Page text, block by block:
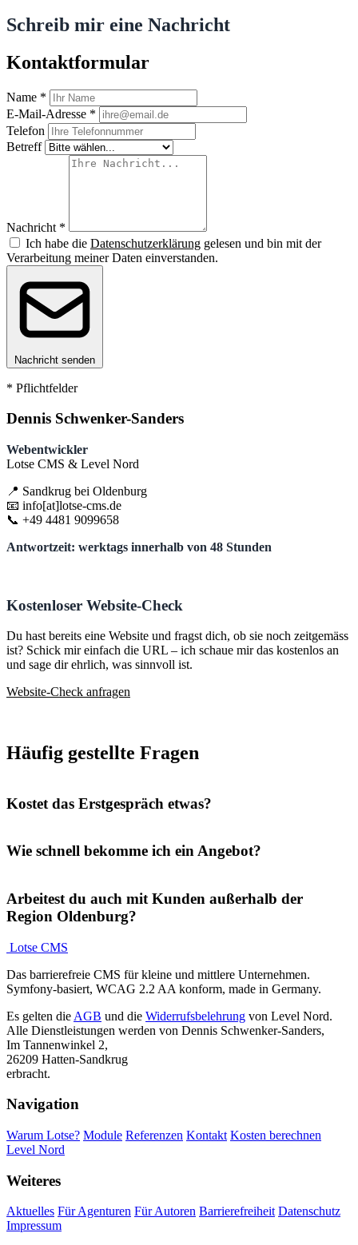
Schreib mir eine Nachricht
Kontaktformular
Name *
E-Mail-Adresse *
Telefon
Betreff
Nachricht *
Ich habe die Datenschutzerklärung gelesen und bin mit der
Verarbeitung meiner Daten einverstanden.
Nachricht senden
* Pflichtfelder
Dennis Schwenker-Sanders
Webentwickler
Lotse CMS & Level Nord
📍 Sandkrug bei Oldenburg
📧 info​[at]​lotse-cms.de
📞 +49 4481 9099658
Antwortzeit: werktags innerhalb von 48 Stunden
Kostenloser Website-Check
Du hast bereits eine Website und fragst dich, ob sie noch zeitgemäss
ist? Schick mir einfach die URL – ich schaue mir das kostenlos an
und sage dir ehrlich, was sinnvoll ist.
Website-Check anfragen
Häufig gestellte Fragen
Kostet das Erstgespräch etwas?
Wie schnell bekomme ich ein Angebot?
Arbeitest du auch mit Kunden außerhalb der
Region Oldenburg?
Lotse CMS
Das barrierefreie CMS für kleine und mittlere Unternehmen.
Symfony-basiert, WCAG 2.2 AA konform, made in Germany.
Es gelten die AGB und die Widerrufsbelehrung von Level Nord.
Alle Dienstleistungen werden von Dennis Schwenker-Sanders,
Im Tannenwinkel 2,
26209 Hatten-Sandkrug
erbracht.
Navigation
Warum Lotse? Module Referenzen Kontakt Kosten berechnen
Level Nord
Weiteres
Aktuelles Für Agenturen Für Autoren Barrierefreiheit Datenschutz
Impressum